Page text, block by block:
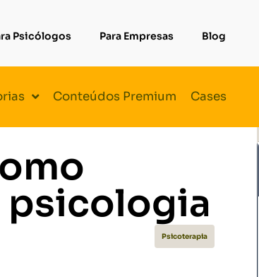
Psicólogos Para Empresas Blog
Conteúdos Premium Cases
psicologia
Psicoterapia